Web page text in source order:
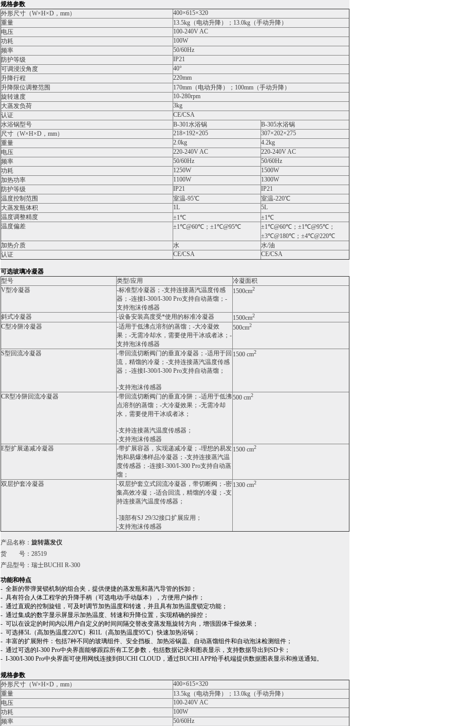
规格参数
外形尺寸（W×H×D，mm）
400×615×320
重量
13.5kg（电动升降）；13.0kg（手动升降）
电压
100-240V AC
功耗
100W
频率
50/60Hz
防护等级
IP21
可调浸没角度
40°
升降行程
220mm
升降限位调整范围
170mm（电动升降）；100mm（手动升降）
旋转速度
10-280rpm
大蒸发负荷
3kg
认证
CE/CSA
水浴锅型号
B-301水浴锅
B-305水浴锅
尺寸（W×H×D，mm）
218×192×205
307×202×275
重量
2.0kg
4.2kg
电压
220-240V AC
220-240V AC
频率
50/60Hz
50/60Hz
功耗
1250W
1500W
加热功率
1100W
1300W
防护等级
IP21
IP21
温度控制范围
室温-95℃
室温-220℃
大蒸发瓶体积
1L
5L
温度调整精度
±1℃
±1℃
温度偏差
±1℃@60℃；±1℃@95℃
±1℃@60℃；±1℃@95℃；
±3℃@180℃；±4℃@220℃
加热介质
水
水/油
认证
CE/CSA CE/CSA
可选玻璃冷凝器
型号
类型/应用
冷凝面积
V型冷凝器
-标准型冷凝器；-支持连接蒸汽温度传感
器；-连接I-300/I-300 Pro支持自动蒸馏；-
支持泡沫传感器
1500cm2
斜式冷凝器 -设备安装高度受*使用的标准冷凝器 1500cm2
C型冷阱冷凝器
-适用于低沸点溶剂的蒸馏；-大冷凝效
果；-无需冷却水，需要使用干冰或者冰；-
支持泡沫传感器
500cm2
S型回流冷凝器
-带回流切断阀门的垂直冷凝器；-适用于回
流，精馏的冷凝；-支持连接蒸汽温度传感
器；-连接I-300/I-300 Pro支持自动蒸馏；
-支持泡沫传感器
1500 cm2
CR型冷阱回流冷凝器
-带回流切断阀门的垂直冷阱；-适用于低沸
点溶剂的蒸馏；-大冷凝效果；-无需冷却
水，需要使用干冰或者冰；
-支持连接蒸汽温度传感器；
-支持泡沫传感器
500 cm2
E型扩展递减冷凝器
-带扩展容器，实现递减冷凝；-理想的易发
泡和易爆沸样品冷凝器；-支持连接蒸汽温
度传感器；-连接I-300/I-300 Pro支持自动蒸
馏；
1500 cm2
双层护套冷凝器
-双层护套立式回流冷凝器，带切断阀；-密
集高效冷凝；-适合回流，精馏的冷凝；-支
持连接蒸汽温度传感器；
-顶部有SJ 29/32接口扩展应用；
-支持泡沫传感器
1300 cm2
产品名称： 旋转蒸发仪
货 号：28519
产品型号：瑞士BUCHI R-300
功能和特点
- 全新的带弹簧锁机制的组合夹，提供便捷的蒸发瓶和蒸汽导管的拆卸；
- 具有符合人体工程学的升降手柄（可选电动/手动版本），方便用户操作；
- 通过直观的控制旋钮，可及时调节加热温度和转速，并且具有加热温度锁定功能；
- 通过集成的数字显示屏显示加热温度、转速和升降位置，实现精确的操控；
- 可以在设定的时间内以用户自定义的时间间隔交替改变蒸发瓶旋转方向，增强固体干燥效果；
- 可选择5L（高加热温度220℃）和1L（高加热温度95℃）快速加热浴锅；
- 丰富的扩展附件：包括7种不同的玻璃组件、安全挡板、加热浴锅盖、自动蒸馏组件和自动泡沫检测组件；
- 通过可选的I-300 Pro中央界面能够跟踪所有工艺参数，包括数据记录和图表显示，支持数据导出到SD卡；
- I-300/I-300 Pro中央界面可使用网线连接到BUCHI CLOUD，通过BUCHI APP给手机端提供数据图表显示和推送通知。
规格参数
外形尺寸（W×H×D，mm）
400×615×320
重量
13.5kg（电动升降）；13.0kg（手动升降）
电压
100-240V AC
功耗
100W
频率
50/60Hz